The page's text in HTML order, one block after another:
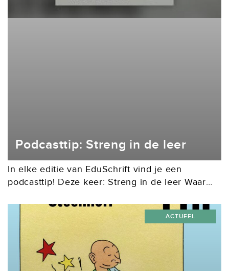
Podcasttip: Streng in de leer
In elke editie van EduSchrift vind je een
podcasttip! Deze keer: Streng in de leer Waar
Waarom staat de een voor keuzevrijheid en de
ACTUEEL